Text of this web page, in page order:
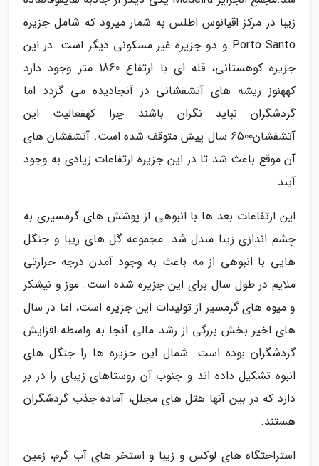
زیبا در مرکز اقیانوس اطلس به شمار میرود که شامل جزیره
Porto Santo و دو جزیره غیر مسکونی دیگر است .در این
جزیره کوهستانی، قله ای با ارتفاع 1860 متر وجود دارد
کههنوز ریشه های آتشفشانی در آنجادیده می گردد اما
گردشگران نباید نگران باشند چرا کهفعالیت این
آتشفشان6500 سال پیش متوقف شده است. آتشفشان های
آن موقع باعث شد تا در این جزیره ارتفاعات زیادی به وجود
آیند.
این ارتفاعات بعد ها با انبوهی از پوشش های گرمسیری به
چشم اندازی زیبا مبدل شد. مجموعه گل های زیبا و جنگل
هایی با انبوهی از مه باعث به وجود آمدن درجه حرارتی
ملایم در طول سال برای این جزیره شده است. موز و نیشکر
و میوه های گرمسیر از تولیدات این جزیره است، اما در سال
های اخیر بخش بزرگی از رشد مالی آنجا به واسطه افزایش
گردشگران بوده است. شمال این جزیره ها را جنگل های
انبوه تشکیل داده اند و جنوب آن روستاهای زیبای را در بر
دارد که در بین آنها هتل های مجلل، آماده جذب گردشگران
هستند.
استراحتگاه های لوکس و زیبا و استخر های آب گرم، زمین